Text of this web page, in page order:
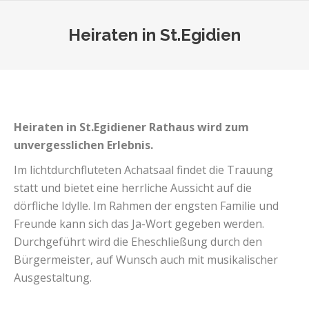
Heiraten in St.Egidien
Heiraten in St.Egidiener Rathaus wird zum
unvergesslichen Erlebnis.
Im lichtdurchfluteten Achatsaal findet die Trauung
statt und bietet eine herrliche Aussicht auf die
dörfliche Idylle. Im Rahmen der engsten Familie und
Freunde kann sich das Ja-Wort gegeben werden.
Durchgeführt wird die Eheschließung durch den
Bürgermeister, auf Wunsch auch mit musikalischer
Ausgestaltung.